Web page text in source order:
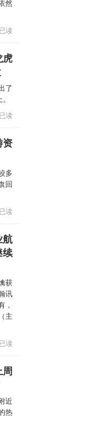
然
读
虎
了
读
资
多
回
读
航
获
讯
，
主
读
近
热